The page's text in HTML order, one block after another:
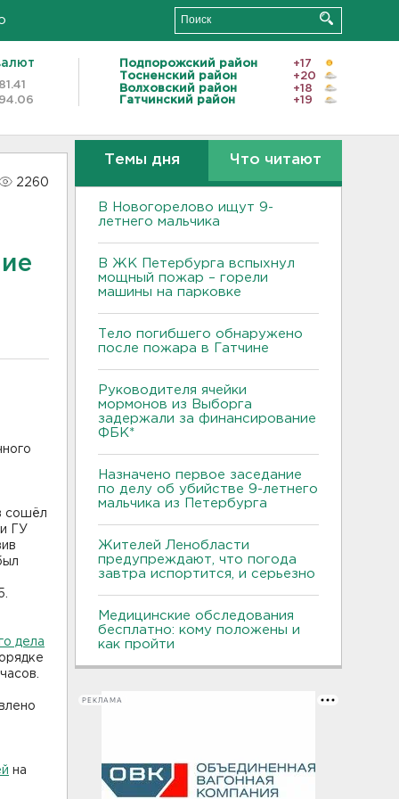
81.41
94.06
Подпорожский район
+17
Тосненский район
+20
Волховский район
+18
Гатчинский район
+19
2260
сошёл
ГУ
дела
на
Темы дня Что читают
В Новогорелово ищут 9-
летнего мальчика
В ЖК Петербурга вспыхнул
мощный пожар – горели
машины на парковке
Тело погибшего обнаружено
после пожара в Гатчине
Руководителя ячейки
мормонов из Выборга
задержали за финансирование
ФБК*
Назначено первое заседание
по делу об убийстве 9-летнего
мальчика из Петербурга
Жителей Ленобласти
предупреждают, что погода
завтра испортится, и серьезно
Медицинские обследования
бесплатно: кому положены и
как пройти
РЕКЛАМА